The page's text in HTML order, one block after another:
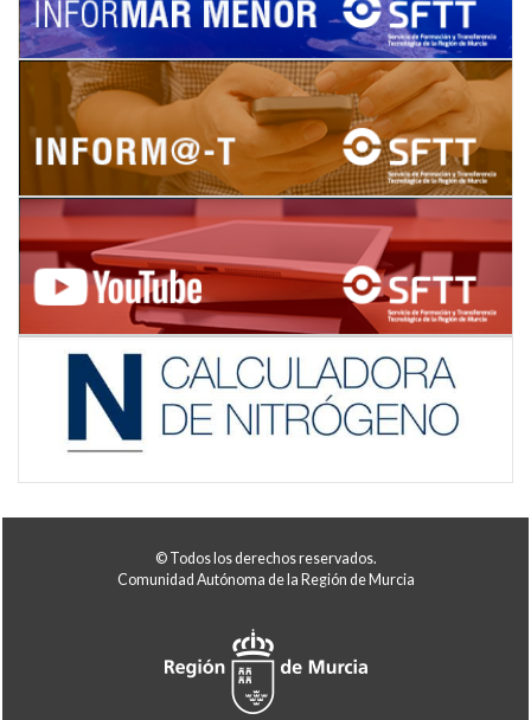
© Todos los derechos reservados.
Comunidad Autónoma de la Región de Murcia